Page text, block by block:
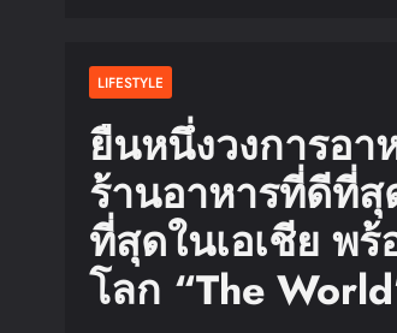
LIFESTYLE
ยืนหนึ่งวงการอา
ร้านอาหารที่ดีที่
ที่สุดในเอเชีย พ
โลก “The